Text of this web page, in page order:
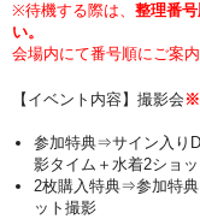
※待機する際は、 整理番
い。
会場内にて番号順にご案内
【イベント内容】撮影会 ※
参加特典⇒サイン入り
影タイム＋水着2ショ
2枚購入特典⇒参加特典
ット撮影